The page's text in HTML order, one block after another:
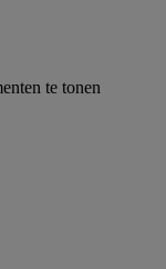
te tonen